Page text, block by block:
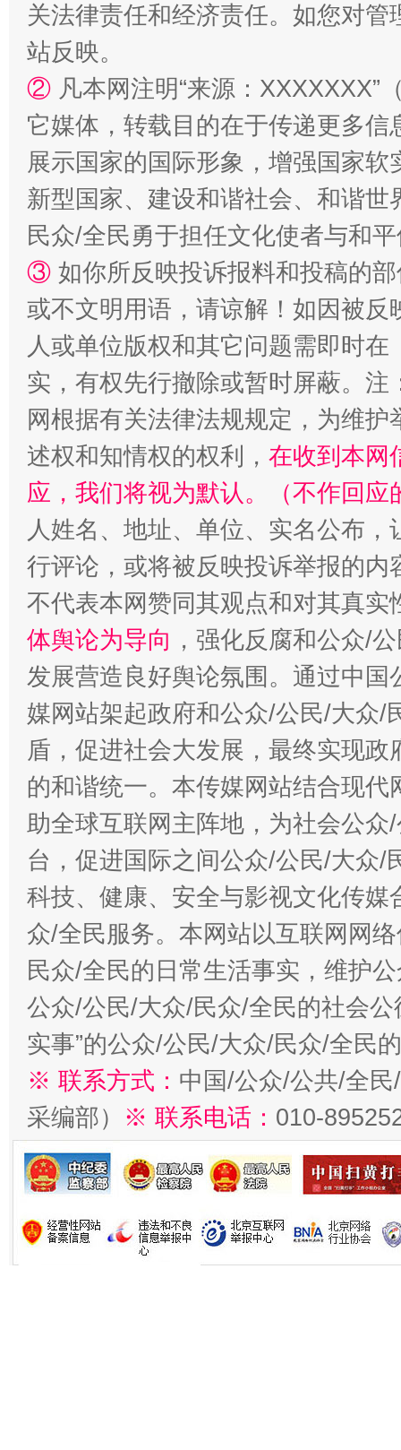
站台名比不上好声名
漫山遍野的桃花与雪山、麦地、白藏房 除
招工难、用工荒背后
关法律责任和经济责任。如您对
站反映。
② 凡本网注明“来源：
它媒体，转载目的在于传递更多
展示国家的国际形象，增强国家
新型国家、建设和谐社会、和谐
民众/全民勇于担任文化使者与和
③ 如你所反映投诉报料和投稿的
或不文明用语，请谅解！如因被
人或单位版权和其它问题需即时在
实，有权先行撤除或暂时屏蔽。
网根据有关法律法规规定，为维
述权和知情权的权利， 在收到本网
应，我们将视为默认。（不作回应
人姓名、地址、单位、实名公布
行评论，或将被反映投诉举报的
不代表本网赞同其观点和对其真实
体舆论为导向 ，强化反腐和公众/
发展营造良好舆论氛围。通过中
媒网站架起政府和公众/公民/大众/
盾，促进社会大发展，最终实现
的和谐统一。本传媒网站结合现
助全球互联网主阵地，为社会公
台，促进国际之间公众/公民/大众/
科技、健康、安全与影视文化传
众/全民服务。本网站以互联网网
民众/全民的日常生活事实，维护
公众/公民/大众/民众/全民的社会公
实事”的公众/公民/大众/民众/全民
※ 联系方式： 中国/公众/公共/全
采编部） ※ 联系电话： 010-